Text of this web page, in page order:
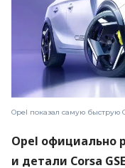
Opel показал самую быструю
Opel официально
и детали Corsa